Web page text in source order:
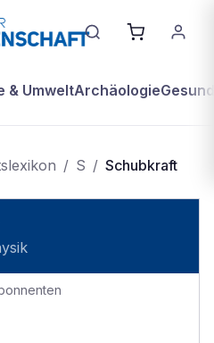
& UmweltArchäologie
/ S / Schubkraft